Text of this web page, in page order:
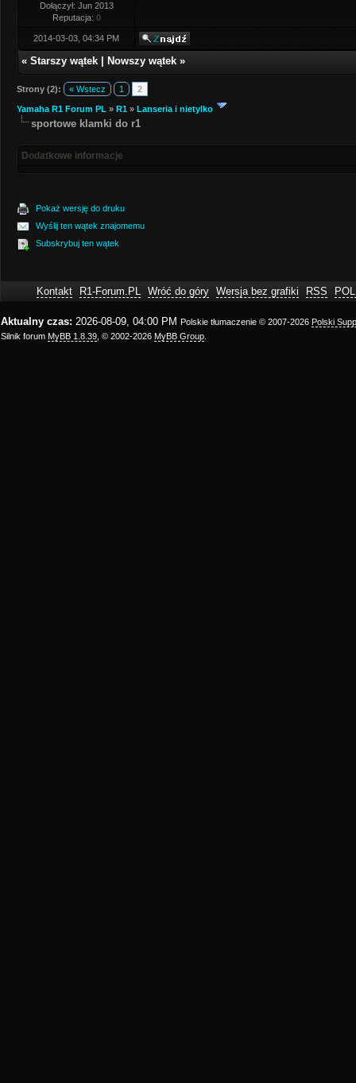
Dołączył: Jun 2013
Reputacja: 0
2014-03-03, 04:34 PM
« Starszy wątek Nowszy wątek »
Strony (2): « Wstecz 1 2
Yamaha R1 Forum PL » R1 » Lanseria i nietylko
sportowe klamki do r1
Dodatkowe informacje
Pokaż wersję do druku
Wyślij ten wątek znajomemu
Subskrybuj ten wątek
Kontakt R1-Forum.PL Wróć do góry Wersja bez grafiki RSS
Aktualny czas: 2026-08-09, 04:00 PM Polskie tłumaczenie © 2007-2026 Polski
Silnik forum MyBB 1.8.39 , © 2002-2026 MyBB Group